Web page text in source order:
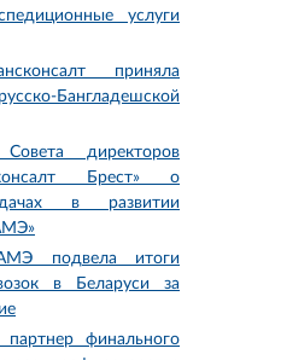
услуги
приняла
Бангладешской
Совета директоров
Брест» о
в развитии
подвела итоги
в Беларуси за
партнер финального